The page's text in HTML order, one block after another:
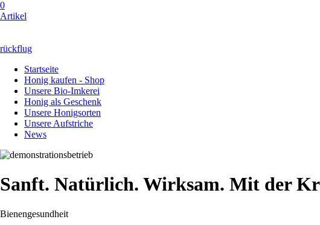
0
Artikel
rückflug
Startseite
Honig kaufen - Shop
Unsere Bio-Imkerei
Honig als Geschenk
Unsere Honigsorten
Unsere Aufstriche
News
Sanft. Natürlich. Wirksam. Mit der
Bienengesundheit